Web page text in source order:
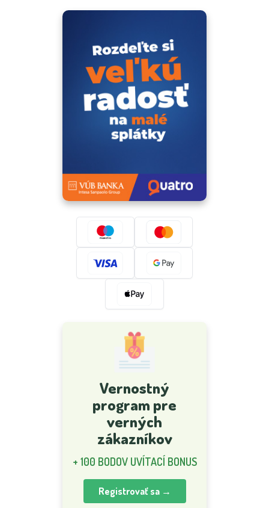
Vernostný
program pre
verných
zákazníkov
+ 100 BODOV UVÍTACÍ BONUS
Registrovať sa →